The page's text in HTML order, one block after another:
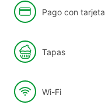
Pago con tarjeta
Tapas
Wi-Fi